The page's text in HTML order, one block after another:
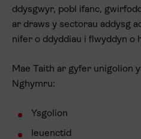
ddysgwyr, pobl ifanc,
ar draws y sectorau addysg
nifer o ddyddiau i flwyddyn o
Mae Taith ar gyfer unigolion
Nghymru:
Ysgolion
Ieuenctid